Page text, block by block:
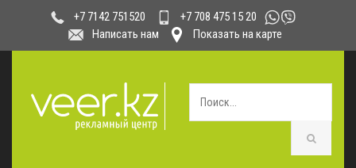
+7 7142 751520
+7 708 475 15 20
Написать нам
Показать на карте